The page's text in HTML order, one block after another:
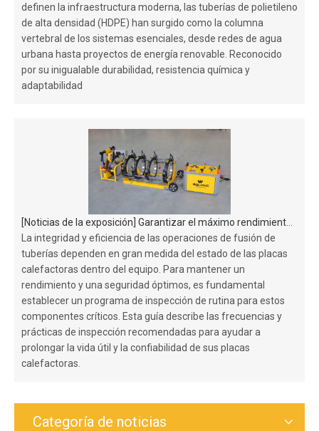
definen la infraestructura moderna, las tuberías de polietileno
de alta densidad (HDPE) han surgido como la columna
vertebral de los sistemas esenciales, desde redes de agua
urbana hasta proyectos de energía renovable. Reconocido
por su inigualable durabilidad, resistencia química y
adaptabilidad
[Noticias de la exposición Garantizar el máximo rendimiento de los equipos de fusión de tuberías: una guía para las frecuencias de inspección de las placas calefactoras
La integridad y eficiencia de las operaciones de fusión de
tuberías dependen en gran medida del estado de las placas
calefactoras dentro del equipo. Para mantener un
rendimiento y una seguridad óptimos, es fundamental
establecer un programa de inspección de rutina para estos
componentes críticos. Esta guía describe las frecuencias y
prácticas de inspección recomendadas para ayudar a
prolongar la vida útil y la confiabilidad de sus placas
calefactoras.
Categoría de noticias